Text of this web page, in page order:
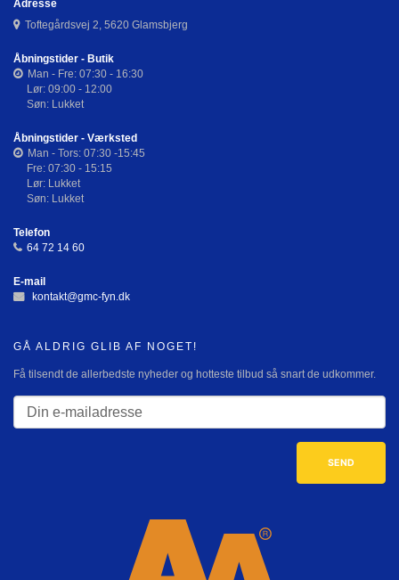
Adresse
Toftegårdsvej 2, 5620 Glamsbjerg
Åbningstider - Butik
Man - Fre: 07:30 - 16:30
Lør: 09:00 - 12:00
Søn: Lukket
Åbningstider - Værksted
Man - Tors: 07:30 -15:45
Fre: 07:30 - 15:15
Lør: Lukket
Søn: Lukket
Telefon
64 72 14 60
E-mail
kontakt@gmc-fyn.dk
GÅ ALDRIG GLIB AF NOGET!
Få tilsendt de allerbedste nyheder og hotteste tilbud så snart de udkommer.